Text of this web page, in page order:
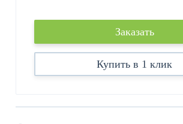
Заказать
Купить в 1 клик